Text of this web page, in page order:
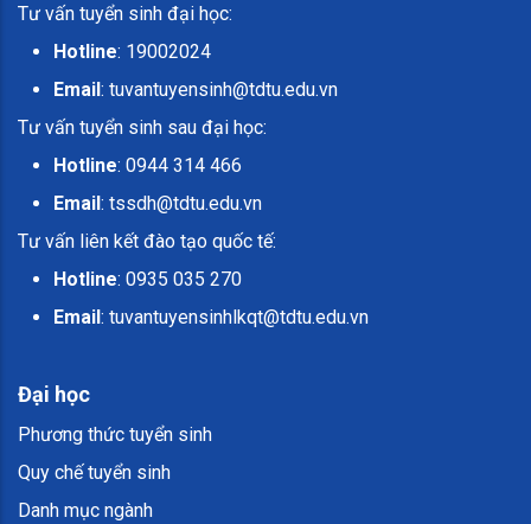
Tư vấn tuyển sinh đại học:
Hotline: 19002024
Email: tuvantuyensinh@tdtu.edu.vn
Tư vấn tuyển sinh sau đại học:
Hotline: 0944 314 466
Email: tssdh@tdtu.edu.vn
Tư vấn liên kết đào tạo quốc tế:
Hotline: 0935 035 270
Email: tuvantuyensinhlkqt@tdtu.edu.vn
Đại học
Phương thức tuyển sinh
Quy chế tuyển sinh
Danh mục ngành